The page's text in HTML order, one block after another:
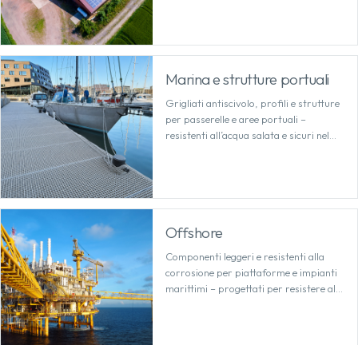
Marina e strutture portuali
Grigliati antiscivolo, profili e strutture
per passerelle e aree portuali –
resistenti all’acqua salata e sicuri nel
Offshore
Componenti leggeri e resistenti alla
corrosione per piattaforme e impianti
marittimi – progettati per resistere alla